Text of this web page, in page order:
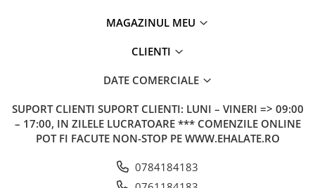
MAGAZINUL MEU
CLIENTI
DATE COMERCIALE
SUPORT CLIENTI SUPORT CLIENTI: LUNI – VINERI => 09:00
– 17:00, IN ZILELE LUCRATOARE *** COMENZILE ONLINE
POT FI FACUTE NON-STOP PE WWW.EHALATE.RO
0784184183